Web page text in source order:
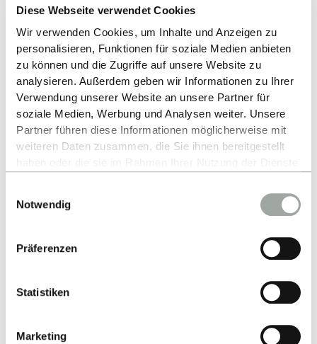
Diese Webseite verwendet Cookies
Wir verwenden Cookies, um Inhalte und Anzeigen zu
personalisieren, Funktionen für soziale Medien anbieten
zu können und die Zugriffe auf unsere Website zu
analysieren. Außerdem geben wir Informationen zu Ihrer
Verwendung unserer Website an unsere Partner für
soziale Medien, Werbung und Analysen weiter. Unsere
Partner führen diese Informationen möglicherweise mit
weiteren Daten zusammen, die Sie ihnen bereitgestellt
Alles zum Thema Cookies und personenbezogene
Datenverarbeitung entnehmen Sie unserer
Notwendig
Präferenzen
Statistiken
Marketing
wettbewerbsfähigen "Global Citizen"entwickeln.
Collaborating degree programmes
International Business (IB) - BSc